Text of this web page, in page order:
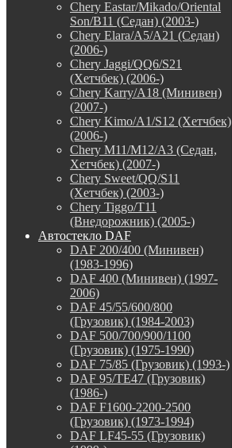
Chery Eastar/Mikado/Oriental
Son/B11 (Седан) (2003-)
Chery Elara/A5/A21 (Седан)
(2006-)
Chery Jaggi/QQ6/S21
(Хетчбек) (2006-)
Chery Karry/A18 (Минивен)
(2007-)
Chery Kimo/A1/S12 (Хетчбек)
(2006-)
Chery M11/M12/A3 (Седан,
Хетчбек) (2007-)
Chery Sweet/QQ/S11
(Хетчбек) (2003-)
Chery Tiggo/T11
(Внедорожник) (2005-)
Автостекло DAF
DAF 200/400 (Минивен)
(1983-1996)
DAF 400 (Минивен) (1997-
2006)
DAF 45/55/600/800
(Грузовик) (1984-2003)
DAF 500/700/900/1100
(Грузовик) (1975-1990)
DAF 75/85 (Грузовик) (1993-)
DAF 95/TE47 (Грузовик)
(1986-)
DAF F1600-2200-2500
(Грузовик) (1973-1994)
DAF LF45-55 (Грузовик)